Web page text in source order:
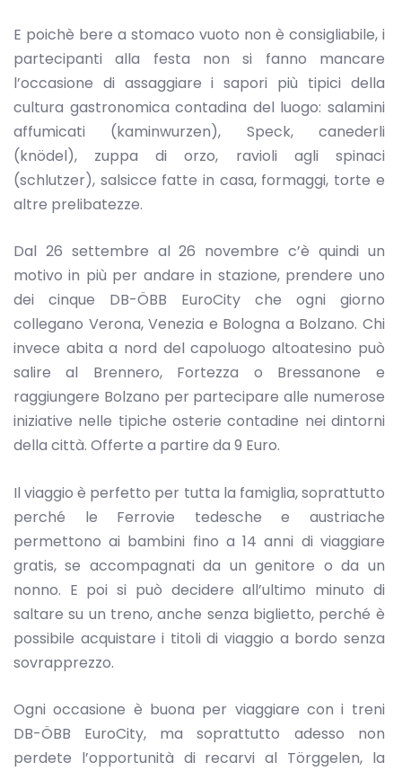
E poichè bere a stomaco vuoto non è consigliabile, i
partecipanti alla festa non si fanno mancare
l’occasione di assaggiare i sapori più tipici della
cultura gastronomica contadina del luogo: salamini
affumicati (kaminwurzen), Speck, canederli
(knödel), zuppa di orzo, ravioli agli spinaci
(schlutzer), salsicce fatte in casa, formaggi, torte e
altre prelibatezze.
Dal 26 settembre al 26 novembre c’è quindi un
motivo in più per andare in stazione, prendere uno
dei cinque DB-ÖBB EuroCity che ogni giorno
collegano Verona, Venezia e Bologna a Bolzano. Chi
invece abita a nord del capoluogo altoatesino può
salire al Brennero, Fortezza o Bressanone e
raggiungere Bolzano per partecipare alle numerose
iniziative nelle tipiche osterie contadine nei dintorni
della città. Offerte a partire da 9 Euro.
Il viaggio è perfetto per tutta la famiglia, soprattutto
perché le Ferrovie tedesche e austriache
permettono ai bambini fino a 14 anni di viaggiare
gratis, se accompagnati da un genitore o da un
nonno. E poi si può decidere all’ultimo minuto di
saltare su un treno, anche senza biglietto, perché è
possibile acquistare i titoli di viaggio a bordo senza
sovrapprezzo.
Ogni occasione è buona per viaggiare con i treni
DB-ÖBB EuroCity, ma soprattutto adesso non
perdete l’opportunità di recarvi al Törggelen, la